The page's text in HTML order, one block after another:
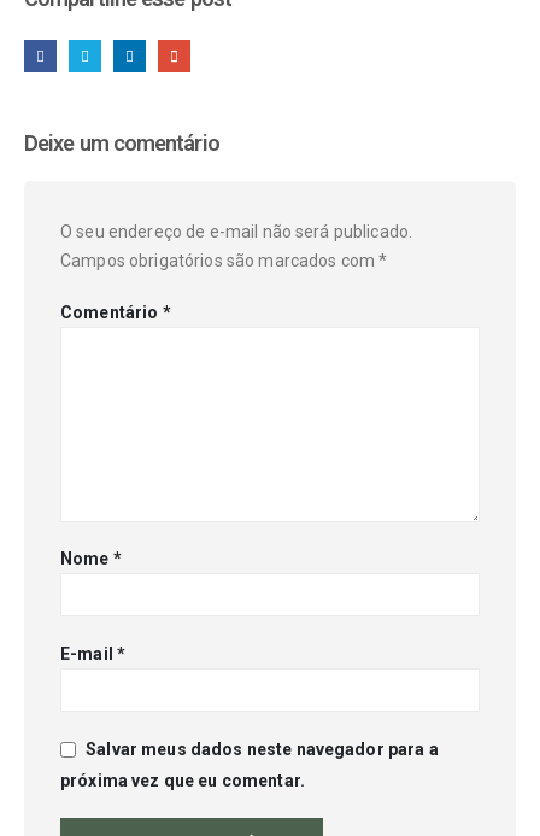
Deixe um comentário
O seu endereço de e-mail não será publicado.
Campos obrigatórios são marcados com*
Comentário *
Nome *
E-mail *
Salvar meus dados neste navegador para a
próxima vez que eu comentar.